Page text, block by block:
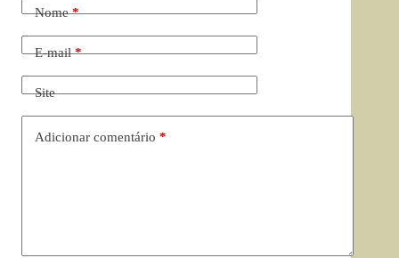
Nome*
E-mail*
Site
Adicionar comentário *